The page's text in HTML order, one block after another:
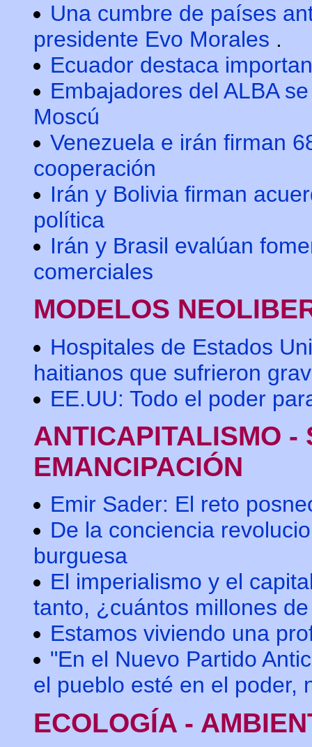
Una cumbre de países
presidente Evo Morales .
Ecuador destaca
Embajadores del ALBA
Moscú
Venezuela e irán firman
cooperación
Irán y Bolivia firman
política
Irán y Brasil evalúan
comerciales
MODELOS
Hospitales de Estados
haitianos que sufrieron
EE.UU: Todo el poder
ANTICAPITALISMO -
EMANCIPACIÓN
Emir Sader: El reto
De la conciencia
burguesa
El imperialismo y el
tanto, ¿cuántos millones
Estamos viviendo una
"En el Nuevo Partido
el pueblo esté en el poder,
ECOLOGÍA -